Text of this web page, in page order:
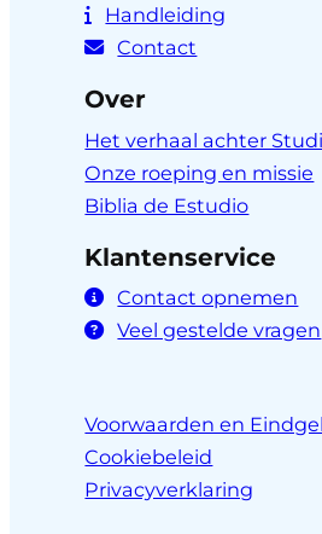
Handleiding
Contact
Over
Het verhaal achter
Onze roeping en missie
Biblia de Estudio
Klantenservice
Contact opnemen
Veel gestelde vragen
Voorwaarden en
Cookiebeleid
Privacyverklaring